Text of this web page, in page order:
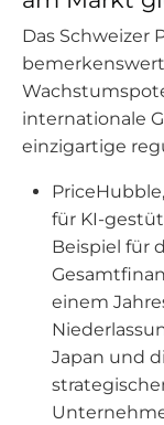
Das Schweizer
internationale
einzigartige
für KI-
Beispiel für
einem
Japan und